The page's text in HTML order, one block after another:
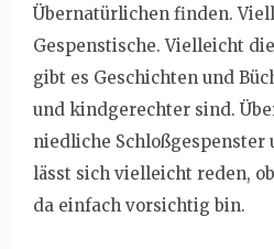
Übernatürlichen finden.
Gespenstische. Vielleicht
gibt es Geschichten und
und kindgerechter sind.
niedliche Schloßgespenster
lässt sich vielleicht reden,
da einfach vorsichtig bin.